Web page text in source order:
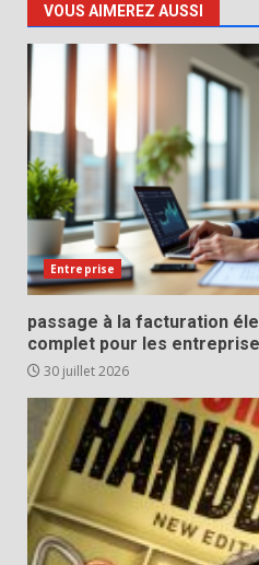
VOUS AIMEREZ AUSSI
Entreprise
passage à la facturation
complet pour les
30 juillet 2026